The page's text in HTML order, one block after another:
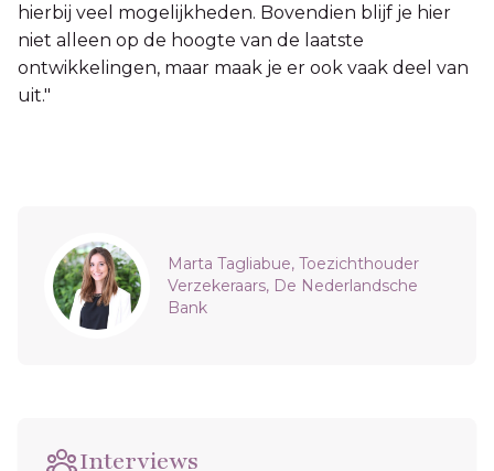
hierbij veel mogelijkheden. Bovendien blijf je hier
niet alleen op de hoogte van de laatste
ontwikkelingen, maar maak je er ook vaak deel van
uit."
Sidebar
Marta Tagliabue, Toezichthouder
Verzekeraars, De Nederlandsche
Bank
Interviews